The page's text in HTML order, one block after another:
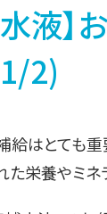
液】
2)
はとても重
栄養やミネ